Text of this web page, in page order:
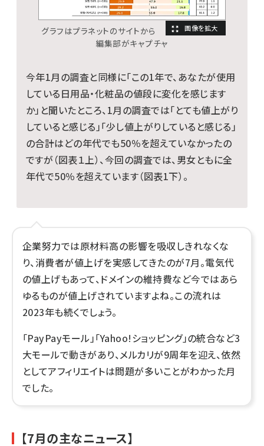
グラフはプラネットのサイトから
編集部がキャプチャ
今年1月の調査と同様に「この1年で、あなたが使用
している日用品・化粧品の値段に変化を感じます
か」と聞いたところ、1月の調査では「とても値上がり
していると感じる」「少し値上がりしていると感じる」
の合計はどの年代でも50％を超えていなかったの
ですが（図表１上）、今回の調査では、男女ともに全
年代で50％を超えています（図表1下）。
企業努力では原材料高の影響を吸収しきれなくな
り、消費者が値上げを実感してきたのが7月。電気代
の値上げもあって、ドメインの維持費など今ではあら
ゆるものが値上げされていますよね。この流れは
2023年も続くでしょう。
「PayPayモール」「Yahoo!ショッピング」の統合など3
大モールで動きがあり、メルカリが9周年を迎え、依然
としてアフィリエイトは問題が多いことがわかった月
でした。
【7月の主なニュース】